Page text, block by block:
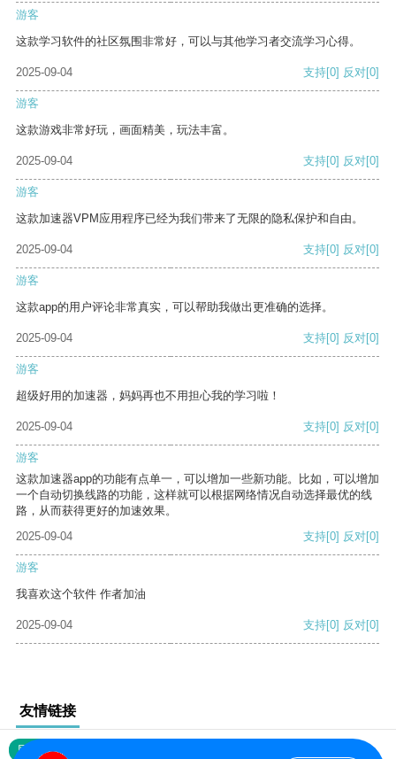
游客
这款学习软件的社区氛围非常好，可以与其他学习者交流学习心得。
2025-09-04 支持[0] 反对[0]
游客
这款游戏非常好玩，画面精美，玩法丰富。
2025-09-04 支持[0] 反对[0]
游客
这款加速器VPM应用程序已经为我们带来了无限的隐私保护和自由。
2025-09-04 支持[0] 反对[0]
游客
这款app的用户评论非常真实，可以帮助我做出更准确的选择。
2025-09-04 支持[0] 反对[0]
游客
超级好用的加速器，妈妈再也不用担心我的学习啦！
2025-09-04 支持[0] 反对[0]
游客
这款加速器app的功能有点单一，可以增加一些新功能。比如，可以增加
一个自动切换线路的功能，这样就可以根据网络情况自动选择最优的线
路，从而获得更好的加速效果。
2025-09-04
支持[0] 反对[0]
游客
我喜欢这个软件 作者加油
2025-09-04 支持[0] 反对[0]
友情链接
网站地图